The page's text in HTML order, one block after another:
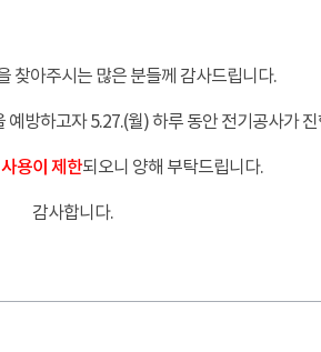
찾아주시는 많은 분들께 감사드립니다.
방하고자 5.27.(월) 하루 동안 전기공사가
용이 제한되오니 양해 부탁드립니다.
감사합니다.